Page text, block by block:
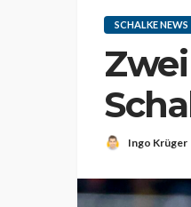
SCHALKE NEWS
Ingo Krüger